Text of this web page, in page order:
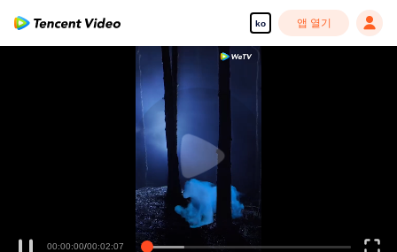
ko 앱 열기
00:00:00/00:02:07